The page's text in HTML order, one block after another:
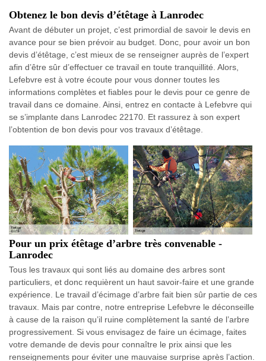
Obtenez le bon devis d’étêtage à Lanrodec
Avant de débuter un projet, c’est primordial de savoir le devis en
avance pour se bien prévoir au budget. Donc, pour avoir un bon
devis d’étêtage, c’est mieux de se renseigner auprès de l’expert
afin d’être sûr d’effectuer ce travail en toute tranquillité. Alors,
Lefebvre est à votre écoute pour vous donner toutes les
informations complètes et fiables pour le devis pour ce genre de
travail dans ce domaine. Ainsi, entrez en contacte à Lefebvre qui
se s’implante dans Lanrodec 22170. Et rassurez à son expert
l’obtention de bon devis pour vos travaux d’étêtage.
Pour un prix étêtage d’arbre très convenable -
Lanrodec
Tous les travaux qui sont liés au domaine des arbres sont
particuliers, et donc requièrent un haut savoir-faire et une grande
expérience. Le travail d’écimage d’arbre fait bien sûr partie de ces
travaux. Mais par contre, notre entreprise Lefebvre le déconseille
à cause de la raison qu’il ruine complètement la santé de l’arbre
progressivement. Si vous envisagez de faire un écimage, faites
votre demande de devis pour connaître le prix ainsi que les
renseignements pour éviter une mauvaise surprise après l’action.